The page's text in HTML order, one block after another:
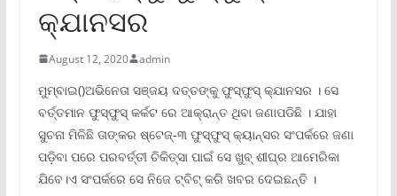
କ୍ଯାନସର
August 12, 2020 admin
ମୁମ୍ବାଇ()ଅଭିନେତା ସଞ୍ଜୟ ଦତ୍ତଙ୍କୁ ଫୁସ୍‌ଫୁସ୍‌ କ୍ଯାନସର । ସେ
ବର୍ତ୍ତମାନ ଫୁସ୍‌ଫୁସ୍‌ କର୍କଟ ରେ ଆକ୍ରାନ୍ତ ଥିବା ଜଣାପଡିଛି । ଯାହା
ସୁଚନା ମିଳିଛି ତାଙ୍କର ଷ୍ଟେଜ୍‌-୩ ଫୁସ୍‌ଫୁସ୍‌ କ୍ୟାନ୍‌ସର ସଂପର୍କରେ ଜଣା
ପଡ଼ିବା ପରେ ପରବର୍ତ୍ତୀ ଚିକିତ୍ସା ପାଇଁ ସେ ଖୁବ୍ ଶୀଘ୍ର ଆମେରିକା
ଯିବେ।ଏ ସଂପର୍କରେ ସେ ନିଜେ ଟ୍ବିଟ୍‌ କରି ଖବର ଦେଇଛନ୍ତି ।